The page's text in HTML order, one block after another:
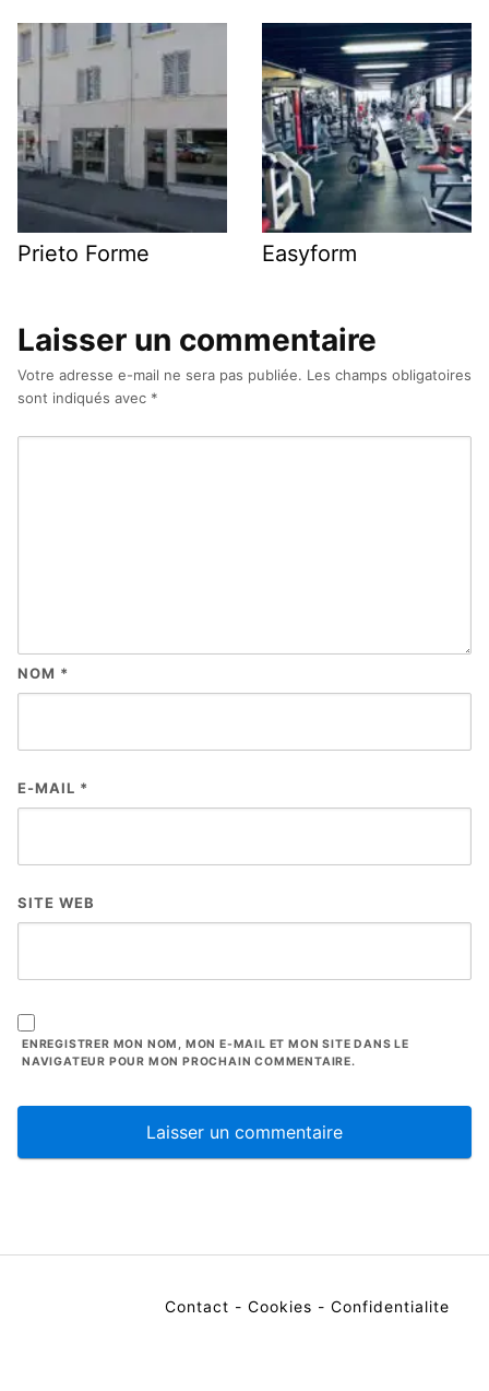
Prieto Forme Easyform
Laisser un commentaire
Votre adresse e-mail ne sera pas publiée. Les champs obligatoires
sont indiqués avec *
NOM *
E-MAIL *
SITE WEB
ENREGISTRER MON NOM, MON E-MAIL ET MON SITE DANS LE
NAVIGATEUR POUR MON PROCHAIN COMMENTAIRE.
Contact - Cookies - Confidentialite